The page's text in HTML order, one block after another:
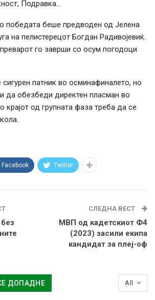
Подравка…
победата беше предводен од Јелена
на пелистерецот Богдан Радивојевиќ.
го заврши со осум погодоци
сигурен патник во осминафиналето, но
да обезбеди директен пласман во
крајот од групната фаза треба да се
Facebook Twitter
СЛЕДНА ВЕСТ
МВП од кадетскиот Ф4
(2023) засили екипа
кандидат за плеј-оф
All
ДОПАДНЕ